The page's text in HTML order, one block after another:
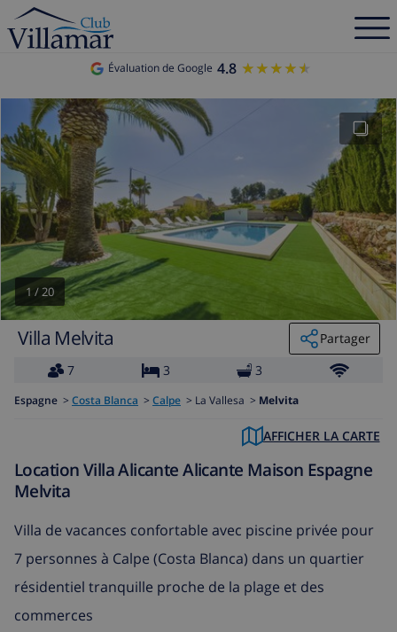
Évaluation de Google 4.8 ★★★★★
★★★★★
1 /20
Villa Melvita
Partager
7
3 3
Espagne > Costa Blanca > Calpe > La Vallesa > Melvita
AFFICHER LA CARTE
Location Villa Alicante Alicante Maison Espagne
Melvita
Villa de vacances confortable avec piscine privée pour
7 personnes à Calpe (Costa Blanca) dans un quartier
résidentiel tranquille proche de la plage et des
commerces